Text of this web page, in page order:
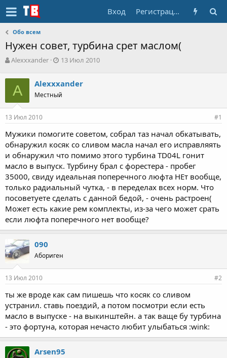
Вход Регистрация
Обо всем
Нужен совет, турбина срет маслом(
А
т
р
т
е
ы
Alexxxander
Д
а
н
л
а
13 Июл 2010
A Alexxxander
Местный
13 Июл 2010 #1
Мужики помогите советом, собрал таз начал обкатывать,
обнаружил косяк со сливом масла начал его исправляять
и обнаружил что помимо этого турбина TD04L гонит
масло в выпуск. Турбину брал с форестера - пробег
35000, свиду идеальная поперечного люфта НЕт вообще,
только радиальный чутка, - в переделах всех норм. Что
посоветуете сделать с данной бедой, - очень растроен(
Может есть какие рем комплекты, из-за чего может срать
если люфта поперечного нет вообще?
090
Абориген
13 Июл 2010 #2
ты же вроде как сам пишешь что косяк со сливом
устранил. ставь поездий, а потом посмотри если есть
масло в выпуске - на выкинштейн. а так ваще бу турбина
- это фортуна, которая нечасто любит улыбаться :wink:
Arsen95